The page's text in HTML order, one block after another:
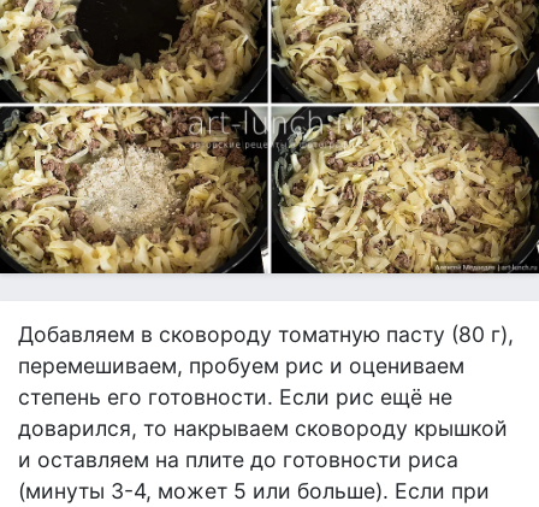
Добавляем в сковороду томатную пасту (80 г),
перемешиваем, пробуем рис и оцениваем
степень его готовности. Если рис ещё не
доварился, то накрываем сковороду крышкой
и оставляем на плите до готовности риса
(минуты 3-4, может 5 или больше). Если при